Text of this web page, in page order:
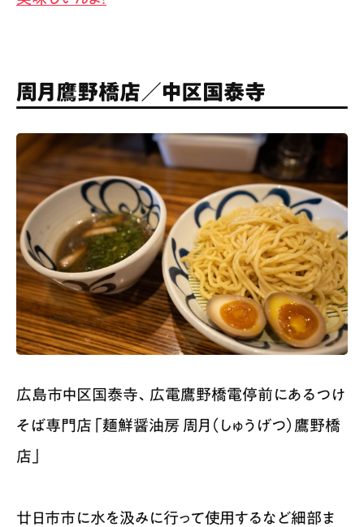
周月鷹野橋店／中区国泰寺
広島市中区国泰寺、広電鷹野橋電停前にあるつけ
そば専門店「麺鮮醤油房 周月（しゅうげつ）鷹野橋
店」
廿日市市に水を汲みに行って使用するなど細部ま